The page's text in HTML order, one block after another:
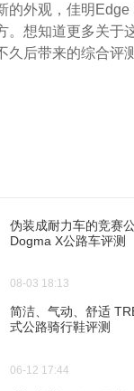
的外观，佳明
。想知道更多关于
后带来的综合评测
伪装成耐力车的竞赛
Dogma X公路车评测
08-03 18:13
简洁、气动、舒适
式公路骑行鞋评测
06-12 17:44